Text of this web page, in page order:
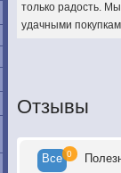
только радость.
удачными
Отзывы
Все 0